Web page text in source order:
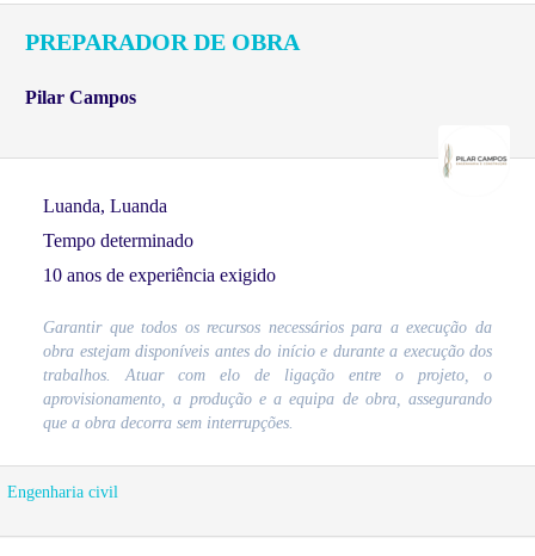
PREPARADOR DE OBRA
Pilar Campos
Luanda, Luanda
Tempo determinado
10 anos de experiência exigido
Garantir que todos os recursos necessários para a execução da
obra estejam disponíveis antes do início e durante a execução dos
trabalhos. Atuar com elo de ligação entre o projeto, o
aprovisionamento, a produção e a equipa de obra, assegurando
que a obra decorra sem interrupções.
Engenharia civil